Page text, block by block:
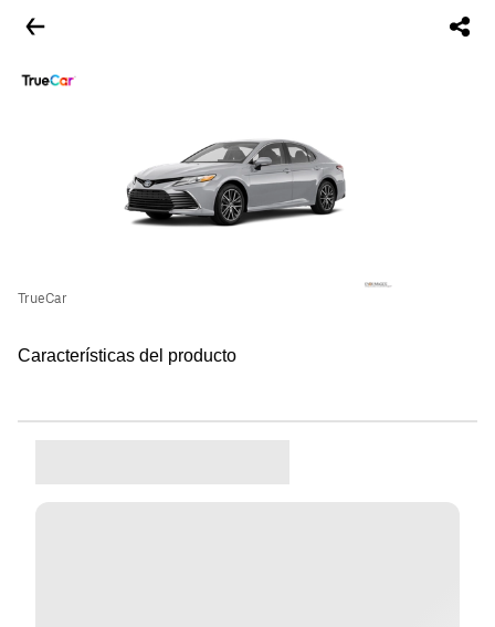
TrueCar
Características del producto